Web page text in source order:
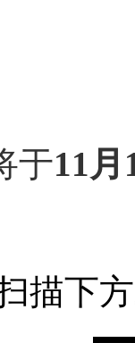
于11
下方